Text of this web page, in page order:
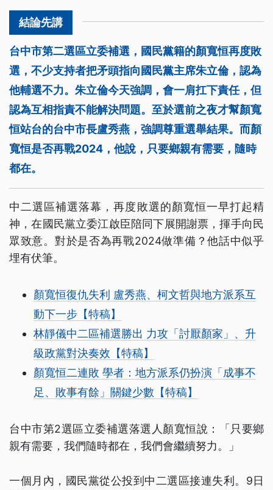
台中市第二選區立委補選，國民黨籍的顏寬恒再度敗
選，不少支持者把矛頭指向國民黨主席朱立倫，認為
他輔選不力。朱立倫今天強調，會一肩扛下責任，但
認為互相指責不能解決問題。至於選前之夜才幫顏寬
恒站台的台中市長盧秀燕，強調尊重選舉結果。而顏
寬恒是否再戰2024，他說，只要鄉親有需要，隨時
都在。
中二選區補選落幕，再度敗選的顏寬恒一早打起精
神，在國民黨立委江啟臣陪同下展開謝票，揮手向民
眾致意。對於是否為再戰2024做準備？他話中似乎
埋有伏筆。
顏寬恒復仇失利 盧秀燕、柯文哲與地方派系互
動下一步【特稿】
林靜儀中二區補選勝出 力攻「討厭顏家」、升
級政黨對決奏效【特稿】
顏寬恒二連敗 學者：地方派系仍扮演「成事不
足、敗事有餘」關鍵少數【特稿】
台中市第2選區立委補選落選人顏寬恒說：「只要鄉
親有需要，我們隨時都在，我們會繼續努力。」
一個月內，國民黨從公投到中二選區接連失利。9日